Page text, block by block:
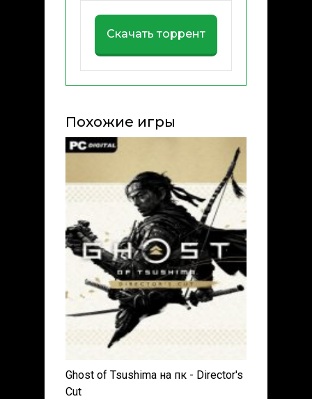
Скачать торрент
Похожие игры
Ghost of Tsushima на пк - Director's
Cut